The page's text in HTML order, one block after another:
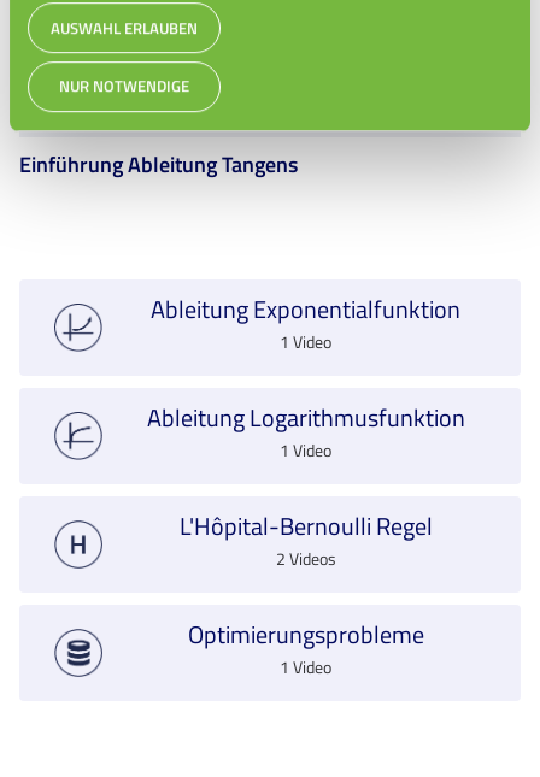
AUSWAHL ERLAUBEN
NUR NOTWENDIGE
Einführung Ableitung Tangens
Ableitung Exponentialfunktion
1 Video
Ableitung Logarithmusfunktion
1 Video
L'Hôpital-Bernoulli Regel
2 Videos
Optimierungsprobleme
1 Video